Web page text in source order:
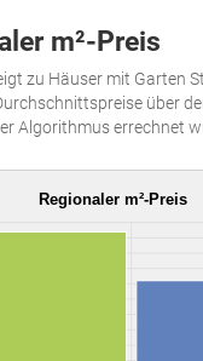
m²-Preis
zu Häuser mit Garten
über
Algorithmus errechnet
Regionaler m²-Preis